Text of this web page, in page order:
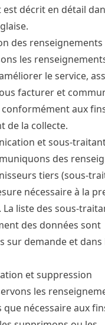
décrit en détail
des renseignements
les
le service,
facturer et
conformément aux
de la collecte.
et sous-
des
tiers (sous-
nécessaire à la
La liste des sous-
des données sont
sur demande et dans
et suppression
les
nécessaire aux